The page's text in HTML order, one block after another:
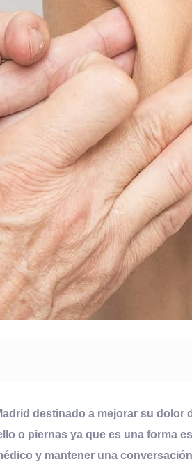
destinado a mejorar su dolor
o piernas ya que es una forma
y mantener una